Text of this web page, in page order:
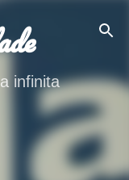
infinita